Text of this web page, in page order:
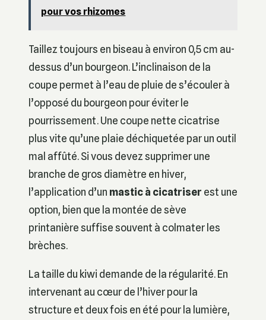
pour vos rhizomes
Taillez toujours en biseau à environ 0,5 cm au-
dessus d’un bourgeon. L’inclinaison de la
coupe permet à l’eau de pluie de s’écouler à
l’opposé du bourgeon pour éviter le
pourrissement. Une coupe nette cicatrise
plus vite qu’une plaie déchiquetée par un outil
mal affûté. Si vous devez supprimer une
branche de gros diamètre en hiver,
l’application d’un mastic à cicatriser est une
option, bien que la montée de sève
printanière suffise souvent à colmater les
brèches.
La taille du kiwi demande de la régularité. En
intervenant au cœur de l’hiver pour la
structure et deux fois en été pour la lumière,